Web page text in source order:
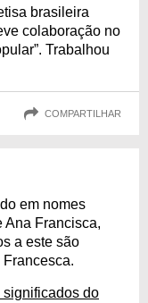
brasileira
colaboração no
Trabalhou
COMPARTILHAR
em nomes
Ana Francisca,
a este são
significados do